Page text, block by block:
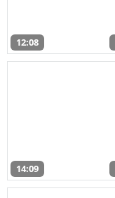
12:08
14:09